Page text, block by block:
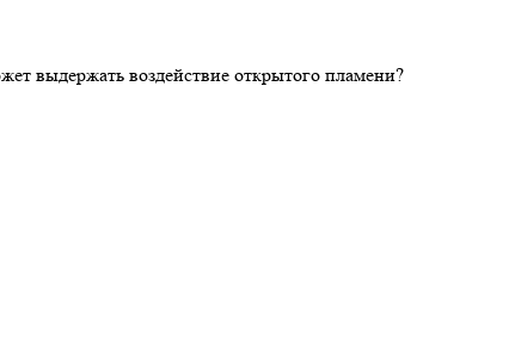
выдержать воздействие открытого пламени?